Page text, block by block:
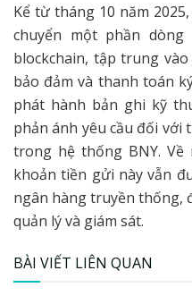
Kể từ tháng 10 năm 2025,
chuyển một phần
blockchain, tập trung
bảo đảm và thanh toán
phát hành bản ghi kỹ
phản ánh yêu cầu đối với
trong hệ thống BNY.
khoản tiền gửi này vẫn
ngân hàng truyền thống,
quản lý và giám sát.
BÀI VIẾT LIÊN QUAN